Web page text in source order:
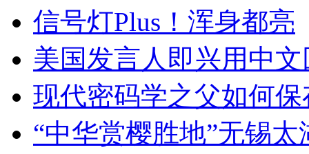
信号灯Plus！浑身都亮
美国发言人即兴用中
现代密码学之父如何
“中华赏樱胜地”无锡